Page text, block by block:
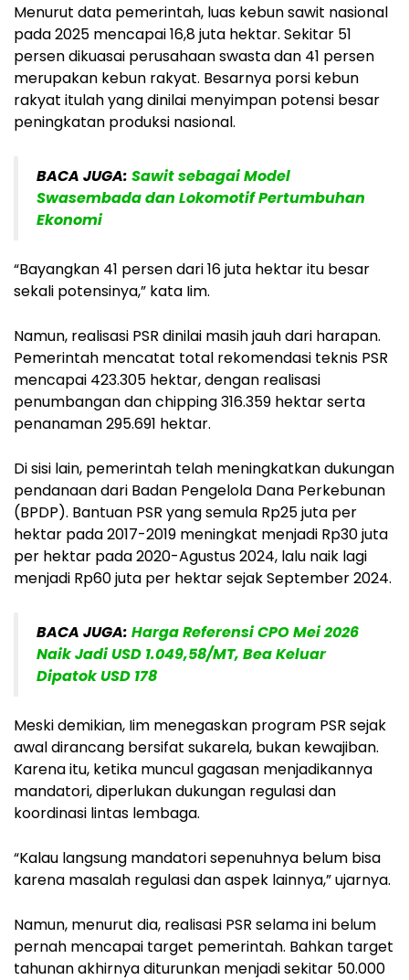
Menurut data pemerintah, luas kebun sawit nasional
pada 2025 mencapai 16,8 juta hektar. Sekitar 51
persen dikuasai perusahaan swasta dan 41 persen
merupakan kebun rakyat. Besarnya porsi kebun
rakyat itulah yang dinilai menyimpan potensi besar
peningkatan produksi nasional.
BACA JUGA: Sawit sebagai Model
Swasembada dan Lokomotif Pertumbuhan
Ekonomi
“Bayangkan 41 persen dari 16 juta hektar itu besar
sekali potensinya,” kata Iim.
Namun, realisasi PSR dinilai masih jauh dari harapan.
Pemerintah mencatat total rekomendasi teknis PSR
mencapai 423.305 hektar, dengan realisasi
penumbangan dan chipping 316.359 hektar serta
penanaman 295.691 hektar.
Di sisi lain, pemerintah telah meningkatkan dukungan
pendanaan dari Badan Pengelola Dana Perkebunan
(BPDP). Bantuan PSR yang semula Rp25 juta per
hektar pada 2017-2019 meningkat menjadi Rp30 juta
per hektar pada 2020-Agustus 2024, lalu naik lagi
menjadi Rp60 juta per hektar sejak September 2024.
BACA JUGA: Harga Referensi CPO Mei 2026
Naik Jadi USD 1.049,58/MT, Bea Keluar
Dipatok USD 178
Meski demikian, Iim menegaskan program PSR sejak
awal dirancang bersifat sukarela, bukan kewajiban.
Karena itu, ketika muncul gagasan menjadikannya
mandatori, diperlukan dukungan regulasi dan
koordinasi lintas lembaga.
“Kalau langsung mandatori sepenuhnya belum bisa
karena masalah regulasi dan aspek lainnya,” ujarnya.
Namun, menurut dia, realisasi PSR selama ini belum
pernah mencapai target pemerintah. Bahkan target
tahunan akhirnya diturunkan menjadi sekitar 50.000